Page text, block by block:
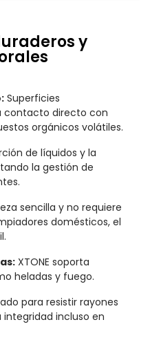
y
Superficies
contacto directo con
orgánicos volátiles.
de líquidos y la
la gestión de
sencilla y no requiere
domésticos, el
XTONE soporta
heladas y fuego.
para resistir rayones
incluso en